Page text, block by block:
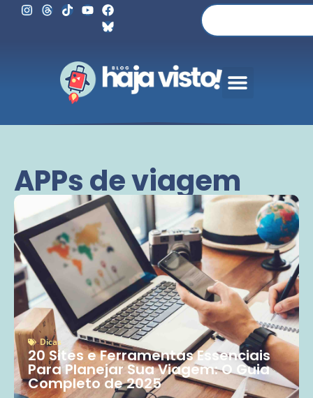
APPs de viagem
Dicas
20 Sites e Ferramentas Essenciais
Para Planejar Sua Viagem: O Guia
Completo de 2025